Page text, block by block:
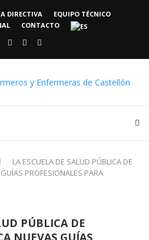
DIRECTIVA
EQUIPO TÉCNICO
CONTACTO
LA ESCUELA DE SALUD PÚBLICA DE
PROFESIONALES PARA
PÚBLICA DE
NUEVAS GUÍAS